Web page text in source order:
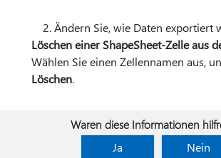
Ändern Sie, wie Daten exportiert
Löschen einer ShapeSheet-Zelle aus
Wählen Sie einen Zellennamen aus,
Löschen.
Waren diese Informationen
Ja
Nein